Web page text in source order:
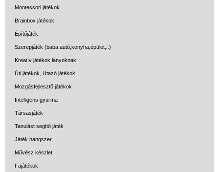
Montessori játékok
Brainbox játékok
Építőjáték
Szerepjáték (baba,autó,konyha,épület,..)
Kreatív játékok lányoknak
Úti játékok, Utazó játékok
Mozgásfejlesztő játékok
Intelligens gyurma
Társasjáték
Tanulást segítő játék
Játék hangszer
Művész készlet
Fajátékok